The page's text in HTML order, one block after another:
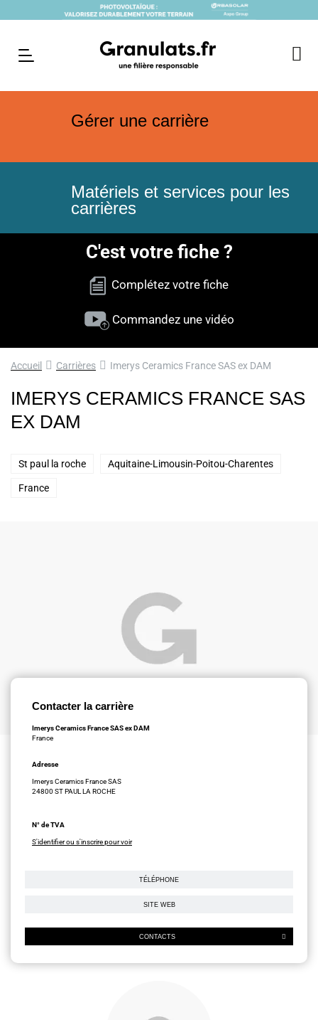
Gérer une carrière
Matériels et services pour les
carrières
C'est votre fiche ?
Complétez votre fiche
Commandez une vidéo
Accueil Carrières Imerys Ceramics France SAS ex DAM
IMERYS CERAMICS FRANCE SAS
EX DAM
St paul la roche Aquitaine-Limousin-Poitou-Charentes
France
Contacter la carrière
Imerys Ceramics France SAS ex DAM
France
Adresse
Imerys Ceramics France SAS
24800 ST PAUL LA ROCHE
N° de TVA
S'identifier ou s'inscrire pour voir
TÉLÉPHONE
SITE WEB
CONTACTS